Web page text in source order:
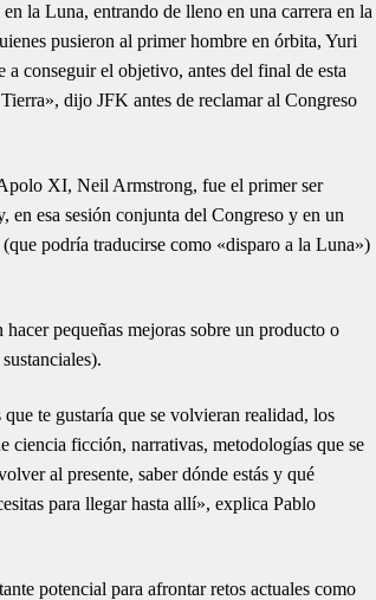
la Luna, entrando de lleno en una carrera en la
pusieron al primer hombre en órbita, Yuri
a conseguir el objetivo, antes del final de esta
dijo JFK antes de reclamar al Congreso
XI, Neil Armstrong, fue el primer ser
esa sesión conjunta del Congreso y en un
podría traducirse como «disparo a la Luna»)
pequeñas mejoras sobre un producto o
te gustaría que se volvieran realidad, los
ciencia ficción, narrativas, metodologías que se
al presente, saber dónde estás y qué
para llegar hasta allí», explica Pablo
potencial para afrontar retos actuales como